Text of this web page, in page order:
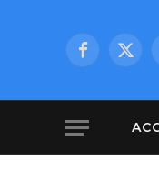
Facebook
X